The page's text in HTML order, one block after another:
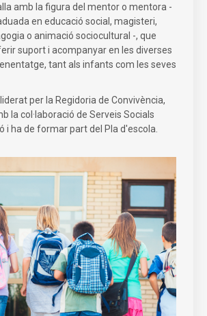
amb la figura del mentor o mentora -
en educació social, magisteri,
o animació sociocultural -, que
suport i acompanyar en les diverses
tant als infants com les seves
per la Regidoria de Convivència,
la col·laboració de Serveis Socials
i ha de formar part del Pla d'escola.